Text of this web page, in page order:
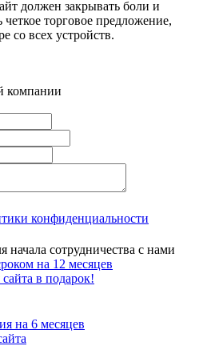
должен закрывать боли и
торговое предложение,
со всех устройств.
компании
конфиденциальности
начала сотрудничества с нами
на 12 месяцев
в подарок!
на 6 месяцев